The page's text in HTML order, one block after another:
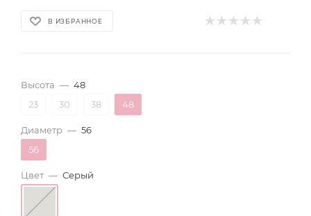
В ИЗБРАННОЕ
Высота — 48
23
30 38 48
Диаметр — 56
56
Цвет — Серый